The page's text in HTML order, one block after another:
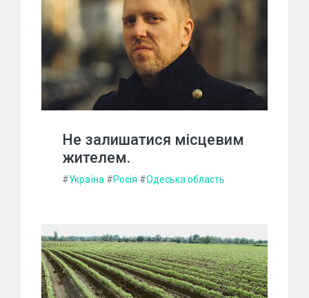
Не залишатися місцевим
жителем.
#Україна #Росія #Одеська область